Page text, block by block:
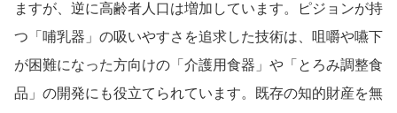
ますが、逆に高齢者人口は増加しています。ピジョンが持
つ「哺乳器」の吸いやすさを追求した技術は、咀嚼や嚥下
が困難になった方向けの「介護用食器」や「とろみ調整食
品」の開発にも役立てられています。既存の知的財産を無